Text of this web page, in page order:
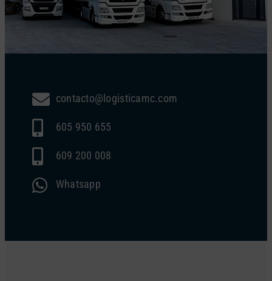
contacto@logisticamc.com
605 950 655
609 200 008
Whatsapp